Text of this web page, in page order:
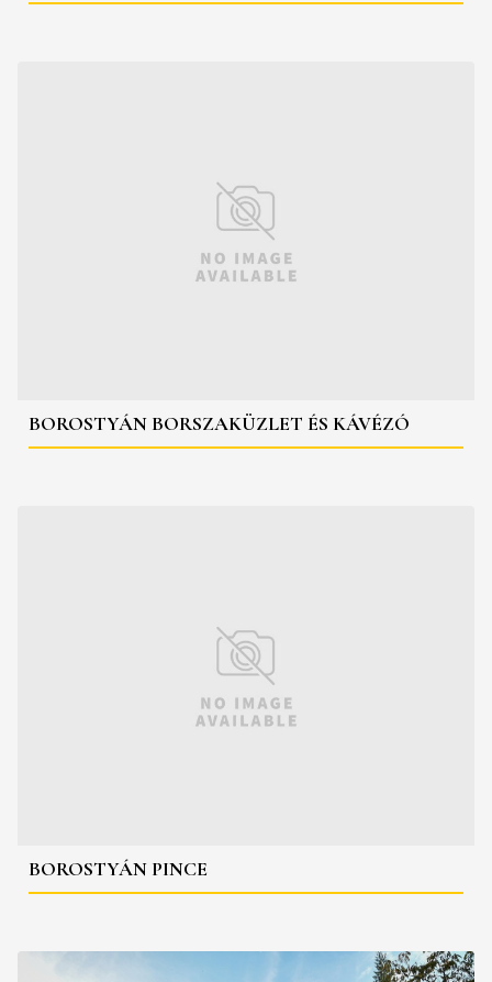
BOROSTYÁN BORSZAKÜZLET ÉS KÁVÉZÓ
BOROSTYÁN PINCE